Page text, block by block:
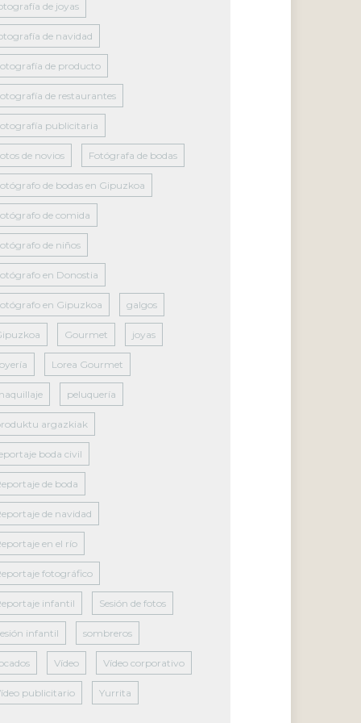
de joyas
de navidad
de producto
de restaurantes
publicitaria
de novios Fotógrafa de bodas
de bodas en Gipuzkoa
de comida
de niños
en Donostia
en Gipuzkoa galgos
Gourmet joyas
Lorea Gourmet
peluquería
argazkiak
boda civil
de boda
de navidad
en el río
fotográfico
infantil Sesión de fotos
infantil sombreros
Vídeo Vídeo corporativo
publicitario Yurrita